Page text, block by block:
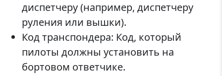
диспетчеру (например, диспетчеру
руления или вышки).
Код транспондера: Код, который
пилоты должны установить на
бортовом ответчике.